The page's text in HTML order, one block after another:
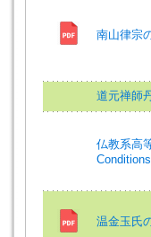
南山律宗
道元禅師
仏教系高
温金玉氏